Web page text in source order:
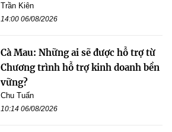
Trần Kiên
14:00 06/08/2026
Cà Mau: Những ai sẽ được hỗ trợ từ
Chương trình hỗ trợ kinh doanh bền
vững?
Chu Tuấn
10:14 06/08/2026